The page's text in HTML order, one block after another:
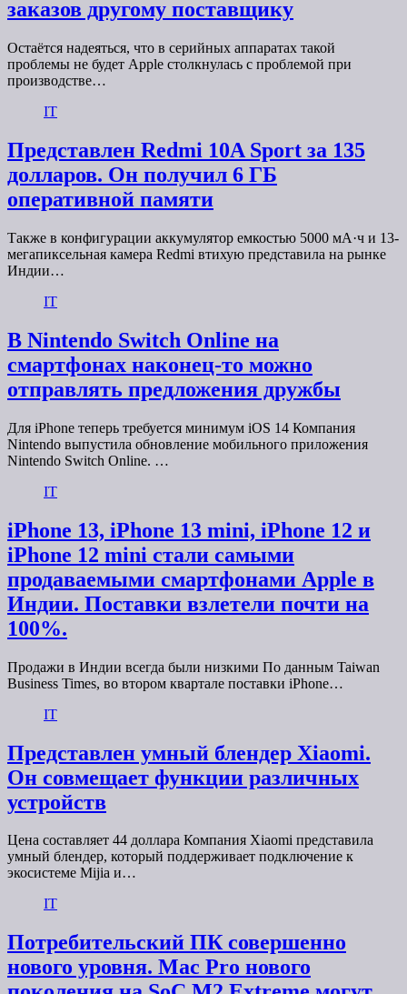
заказов другому поставщику
Остаётся надеяться, что в серийных аппаратах такой
проблемы не будет Apple столкнулась с проблемой при
производстве…
IT
Представлен Redmi 10A Sport за 135
долларов. Он получил 6 ГБ
оперативной памяти
Также в конфигурации аккумулятор емкостью 5000 мА·ч и 13-
мегапиксельная камера Redmi втихую представила на рынке
Индии…
IT
В Nintendo Switch Online на
смартфонах наконец-то можно
отправлять предложения дружбы
Для iPhone теперь требуется минимум iOS 14 Компания
Nintendo выпустила обновление мобильного приложения
Nintendo Switch Online. …
IT
iPhone 13, iPhone 13 mini, iPhone 12 и
iPhone 12 mini стали самыми
продаваемыми смартфонами Apple в
Индии. Поставки взлетели почти на
100%.
Продажи в Индии всегда были низкими По данным Taiwan
Business Times, во втором квартале поставки iPhone…
IT
Представлен умный блендер Xiaomi.
Он совмещает функции различных
устройств
Цена составляет 44 доллара Компания Xiaomi представила
умный блендер, который поддерживает подключение к
экосистеме Mijia и…
IT
Потребительский ПК совершенно
нового уровня. Mac Pro нового